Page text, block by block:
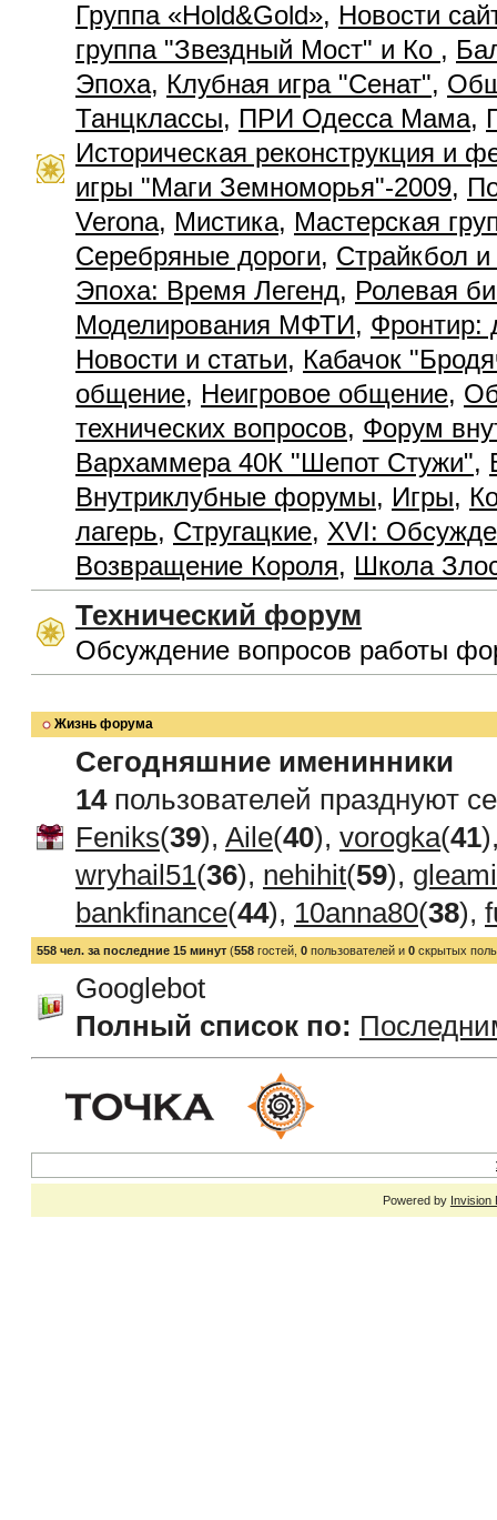
Группа «Hold&Gold», Новости
группа "Звездный Мост" и Ко ,
Эпоха, Клубная игра "Сенат",
Танцклассы, ПРИ Одесса Мама,
Историческая реконструкция и
игры "Маги Земноморья"-2009,
Verona, Мистика, Мастерская
Серебряные дороги, Страйкбол и
Эпоха: Время Легенд, Ролевая
Моделирования МФТИ, Фронтир:
Новости и статьи, Кабачок
общение, Неигровое общение,
технических вопросов, Форум
Вархаммера 40К "Шепот Стужи",
Внутриклубные форумы, Игры,
лагерь, Стругацкие, XVI:
Возвращение Короля, Школа
Технический форум
Обсуждение вопросов работы
Жизнь форума
Сегодняшние именинники
14пользователей празднуют
Feniks(39), Aile(40), vorogka(41
wryhail51(36), nehihit(59),
bankfinance(44), 10anna80(38),
558 чел. за последние 15 минут (558 гостей, 0 пользователей и 0 скрытых
Googlebot
Полный список по:
Powered by Invision